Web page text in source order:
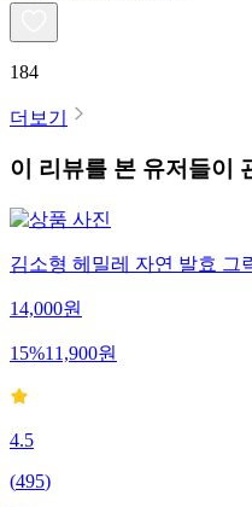
184
더보기
이 리뷰를 본 유저들이
김소형 헤밀레 자연 발효 그
14,000원
15%11,900원
4.5
(495)